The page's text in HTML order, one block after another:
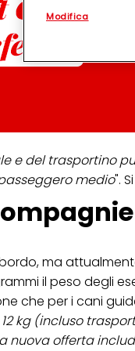
e del trasportino
medio".
ma
il peso degli
che per i cani
12 kg (incluso
nuova offerta
.
(rispettivamente
terzi, conservare
identificati) su
misurare e
Puoi trovare
collegata nel piè
periodo di
"modifica" di
Se fai clic su
per uno o più degli
tuoi dati personali
Modifica